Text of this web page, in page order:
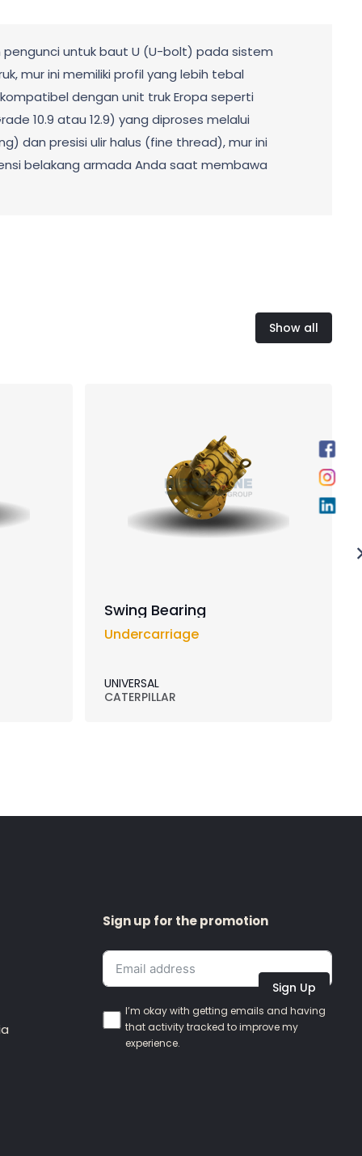
untuk baut U (U-bolt) pada sistem
mur ini memiliki profil yang lebih tebal
dengan unit truk Eropa seperti
10.9 atau 12.9) yang diproses melalui
dan presisi ulir halus (fine thread), mur ini
belakang armada Anda saat membawa
Show all
Swing Bearing
Undercarriage
UNIVERSAL
CATERPILLAR
Sign up for the promotion
Sign Up
I’m okay with getting emails and having
that activity tracked to improve my
experience.